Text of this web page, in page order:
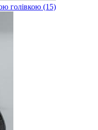
голівкою (15)